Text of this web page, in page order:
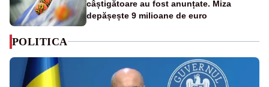
câștigătoare au fost anunțate. Miza
depășește 9 milioane de euro
POLITICA